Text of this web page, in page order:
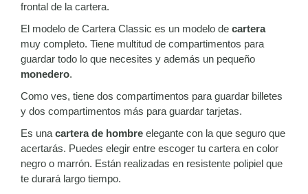
frontal de la cartera.
El modelo de Cartera Classic es un modelo de cartera
muy completo. Tiene multitud de compartimentos para
guardar todo lo que necesites y además un pequeño
monedero.
Como ves, tiene dos compartimentos para guardar billetes
y dos compartimentos más para guardar tarjetas.
Es unacartera de hombre elegante con la que seguro que
acertarás. Puedes elegir entre escoger tu cartera en color
negro o marrón. Están realizadas en resistente polipiel que
te durará largo tiempo.